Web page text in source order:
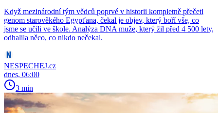
Když mezinárodní tým vědců poprvé v historii kompletně přečetl
genom starověkého Egypťana, čekal je objev, který boří vše, co
jsme se učili ve škole. Analýza DNA muže, který žil před 4 500 lety,
odhalila něco, co nikdo nečekal.
NESPECHEJ.cz
dnes, 06:00
3 min